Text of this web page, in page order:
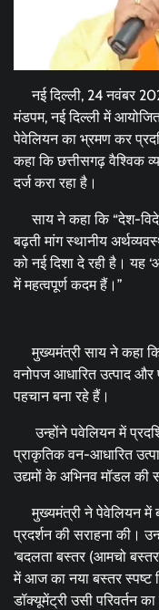
नई दिल्ली, 24 नवंबर
मंडपम, नई दिल्ली में
पेवेलियन का भ्रमण कर
कहा कि छत्तीसगढ़ वैश्विक
दर्ज करा रहा है।
साय ने कहा कि “देश-
बढ़ती मांग स्थानीय
को नई दिशा दे रही है। यह
में महत्वपूर्ण कदम हैं।”
मुख्यमंत्री साय ने कहा कि
वनोपज आधारित उत्पाद और
पहचान बना रहे हैं।
उन्होंने पवेलियन में
प्राकृतिक वन-आधारित
उद्यमों के अभिनव मॉडल की
मुख्यमंत्री ने पेवेलियन में
प्रदर्शन की सराहना की।
‘बदलता बस्तर (आमचो
में आज का नया बस्तर स्पष्ट
डॉक्यूमेंट्री उसी परिवर्तन